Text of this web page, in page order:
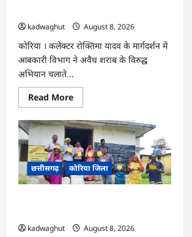
समीक्षा
…
kadwaghut
August 8, 2026
कोरिया । कलेक्टर रोक्तिमा यादव के मार्गदर्शन में
आबकारी विभाग ने अवैध शराब के विरुद्ध
अभियान चलाते...
Read MoreRead
more
CG
:
अवैध
शराब
पर
आबकारी
का
शिकंजा,
की
अंग्रेजी
छत्तीसगढ़ कोरिया जिला
kadwaghut
August 8, 2026